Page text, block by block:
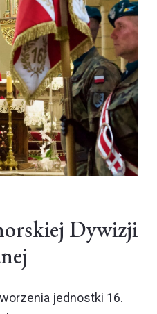
Dywizji
jednostki 16.